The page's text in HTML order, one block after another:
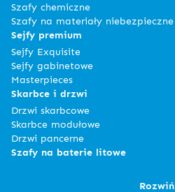
Szafy chemiczne
Szafy na materiały niebezpieczne
Sejfy premium
Sejfy Exquisite
Sejfy gabinetowe
Masterpieces
Skarbce i drzwi
Drzwi skarbcowe
Skarbce modułowe
Drzwi pancerne
Szafy na baterie litowe
Rozwiń